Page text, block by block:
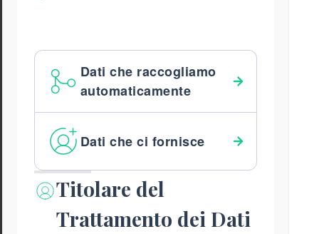
Dati che raccogliamo
automaticamente
Dati che ci fornisce
Titolare del
Trattamento dei Dati